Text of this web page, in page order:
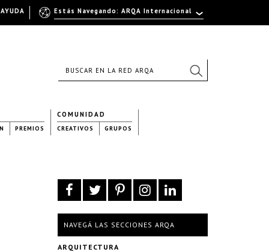
PREMIOS
COMUNIDAD
CREATIVOS GRUPOS
NAVEGÁ LAS SECCIONES ARQA
ARQUITECTURA
Estás Navegando: ARQA Internacional
AYUDA